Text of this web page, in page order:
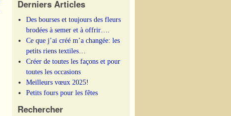
Derniers Articles
Des bourses et toujours des fleurs
brodées à semer et à offrir….
Ce que j’ai créé m’a changée: les
petits riens textiles…
Créer de toutes les façons et pour
toutes les occasions
Meilleurs vœux 2025!
Petits fours pour les fêtes
Rechercher